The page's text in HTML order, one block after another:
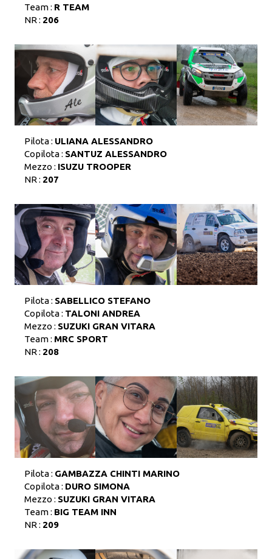
Team : R TEAM
NR : 206
Pilota : ULIANA ALESSANDRO
Copilota : SANTUZ ALESSANDRO
Mezzo : ISUZU TROOPER
NR : 207
Pilota : SABELLICO STEFANO
Copilota : TALONI ANDREA
Mezzo : SUZUKI GRAN VITARA
Team : MRC SPORT
NR : 208
Pilota : GAMBAZZA CHINTI MARINO
Copilota : DURO SIMONA
Mezzo : SUZUKI GRAN VITARA
Team : BIG TEAM INN
NR : 209